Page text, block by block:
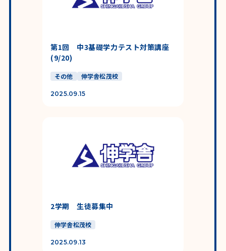
第1回 中3基礎学力テスト対策講座
(9/20)
その他 伸学舎松茂校
2025.09.15
2学期 生徒募集中
伸学舎松茂校
2025.09.13